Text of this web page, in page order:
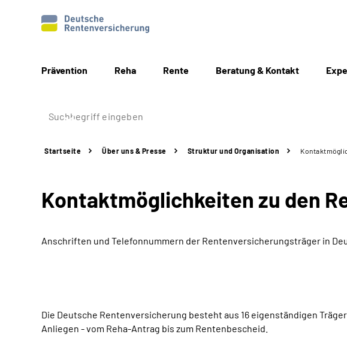
Prävention Reha Rente Beratung & Kontakt
Startseite Über uns & Presse Struktur und Organisation
Kontaktmöglichkeiten zu den
Anschriften und Telefonnummern der Rentenversicherungsträger in
Die Deutsche Rentenversicherung besteht aus 16 eigenständigen
Anliegen - vom Reha-Antrag bis zum Rentenbescheid.